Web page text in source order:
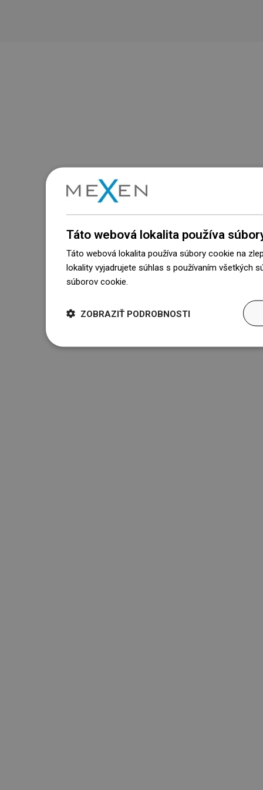
Táto webová lokalita používa
Táto webová lokalita používa súbory cookie na
lokality vyjadrujete súhlas s používaním všetkých
súborov cookie.
ZOBRAZIŤ PODROBNOSTI